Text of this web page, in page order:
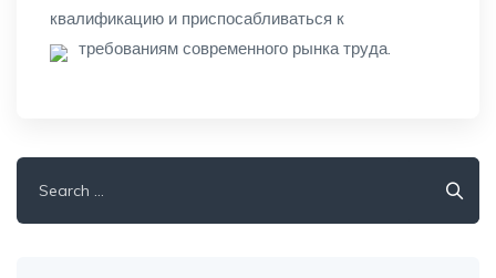
квалификацию и приспосабливаться к
требованиям современного рынка труда.
for: